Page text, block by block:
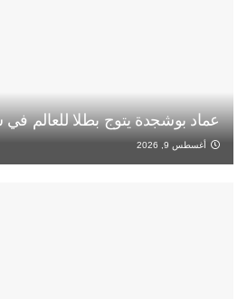
عماد بوشجدة يتوج بطلا للعالم في سباق
أغسطس 9, 2026